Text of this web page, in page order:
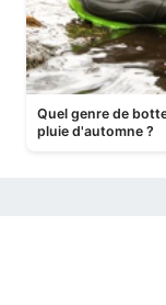
Quel genre de
pluie d'automne ?